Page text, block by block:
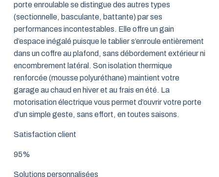
porte enroulable se distingue des autres types
(sectionnelle, basculante, battante) par ses
performances incontestables. Elle offre un gain
d’espace inégalé puisque le tablier s’enroule entièrement
dans un coffre au plafond, sans débordement extérieur ni
encombrement latéral. Son isolation thermique
renforcée (mousse polyuréthane) maintient votre
garage au chaud en hiver et au frais en été. La
motorisation électrique vous permet d’ouvrir votre porte
d’un simple geste, sans effort, en toutes saisons.
Satisfaction client
95%
Solutions personnalisées